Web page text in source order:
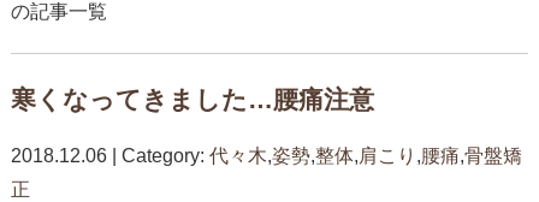
の記事一覧
寒くなってきました…腰痛注意
2018.12.06 | Category: 代々木,姿勢,整体,肩こり ,腰痛,骨盤矯
正